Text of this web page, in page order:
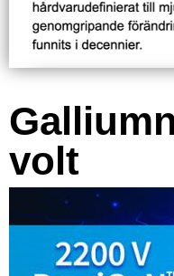
volt